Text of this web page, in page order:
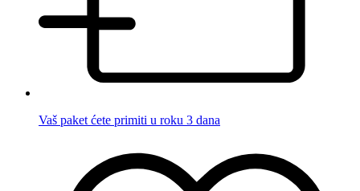
Vaš paket ćete primiti u roku 3 dana